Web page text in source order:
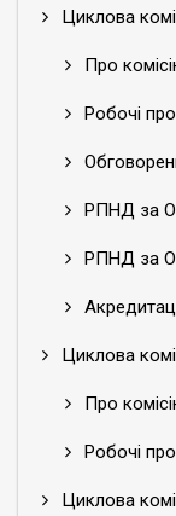
Циклова
Про
Робочі
РПНД за
РПНД за
Циклова
Про
Робочі
Циклова